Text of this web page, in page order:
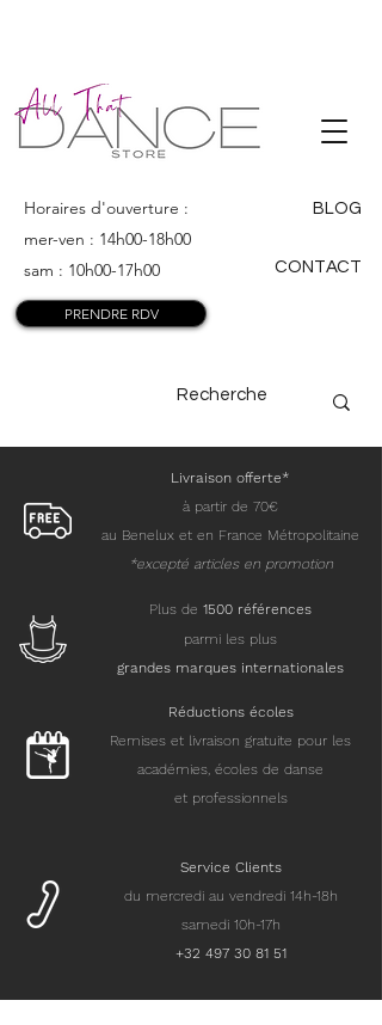
ALL THAT
DANCE
Horaires d'ouverture :
mer-ven : 14h00-18h00
sam : 10h00-17h00
BLOG
CONTACT
PRENDRE RDV
Livraison offerte*
à partir de 70€
au Benelux et en France Métropolitaine
*excepté articles en promotion
Plus de 1500 références
parmi les plus
grandes marques internationales
Réductions écoles
Remises et livraison gratuite pour les
académies, écoles de danse
et professionnels
Service Clients
du mercredi au vendredi 14h-18h
samedi 10h-17h
+32 497 30 81 51